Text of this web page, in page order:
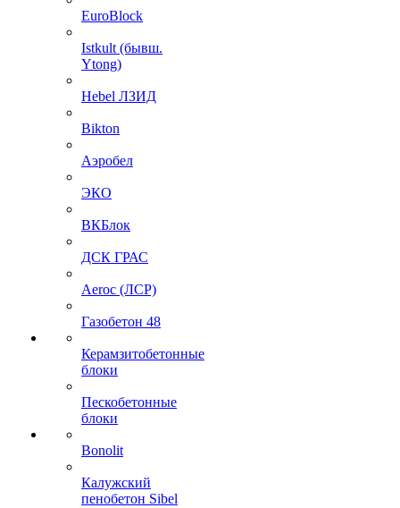
EuroBlock
Istkult (бывш.
Ytong)
Hebel ЛЗИД
Bikton
Аэробел
ЭКО
ВКБлок
ДСК ГРАС
Aeroc (ЛСР)
Газобетон 48
Керамзитобетонные
блоки
Пескобетонные
блоки
Bonolit
Калужский
пенобетон Sibel